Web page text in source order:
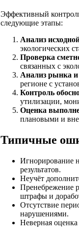
Эффективный
следующие этапы:
Анализ
экологических
Проверка
связанных с
Анализ рынка и
регионе с
Контроль
утилизации,
Оценка
плановыми и
Типичные
Игнорирование
результатов.
Неучёт
Пренебрежение
штрафы и
Отсутствие
нарушениями.
Неверная